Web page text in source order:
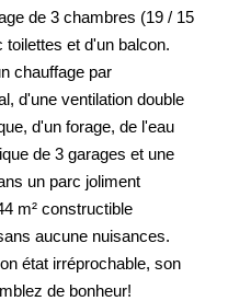
de 3 chambres (19 / 15
et d'un balcon.
chauffage par
d'une ventilation double
d'un forage, de l'eau
de 3 garages et une
un parc joliment
m² constructible
aucune nuisances.
état irréprochable, son
de bonheur!